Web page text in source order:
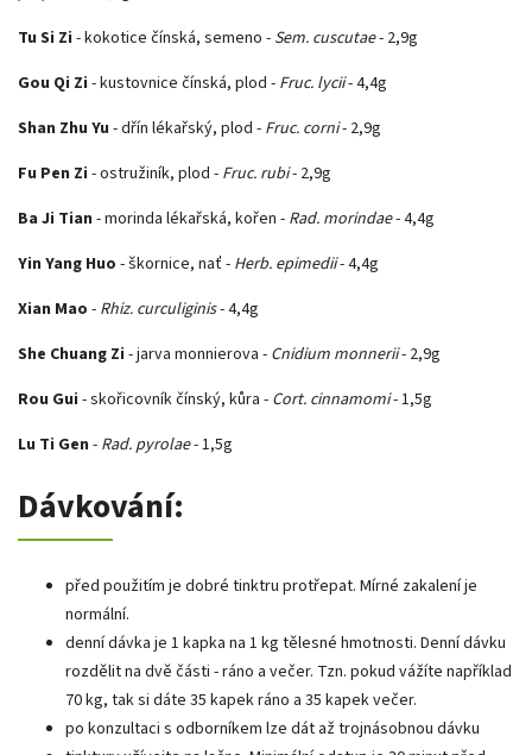
Tu Si Zi - kokotice čínská, semeno - Sem. cuscutae- 2,9g
Gou Qi Zi - kustovnice čínská, plod - Fruc. lycii- 4,4g
Shan Zhu Yu - dřín lékařský, plod - Fruc. corni- 2,9g
Fu Pen Zi - ostružiník, plod - Fruc. rubi- 2,9g
Ba Ji Tian - morinda lékařská, kořen - Rad. morindae- 4,4g
Yin Yang Huo - škornice, nať - Herb. epimedii- 4,4g
Xian Mao - Rhiz. curculiginis- 4,4g
She Chuang Zi - jarva monnierova - Cnidium monnerii- 2,9g
Rou Gui - skořicovník čínský, kůra - Cort. cinnamomi- 1,5g
Lu Ti Gen - Rad. pyrolae- 1,5g
Dávkování:
před použitím je dobré tinktru protřepat. Mírné zakalení je
normální.
denní dávka je 1 kapka na 1 kg tělesné hmotnosti. Denní dávku
rozdělit na dvě části - ráno a večer. Tzn. pokud vážíte například
70 kg, tak si dáte 35 kapek ráno a 35 kapek večer.
po konzultaci s odborníkem lze dát až trojnásobnou dávku